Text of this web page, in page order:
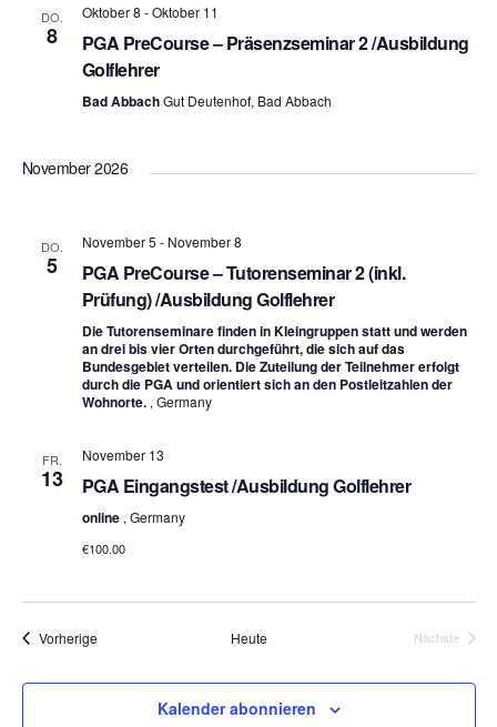
DO.
8
Oktober 8 -Oktober 11
PGA PreCourse – Präsenzseminar 2 /Ausbildung
Golflehrer
Bad AbbachGut Deutenhof, Bad Abbach
November 2026
DO.
5
November 5 - November 8
PGA PreCourse – Tutorenseminar 2 (inkl.
Prüfung) /Ausbildung Golflehrer
Die Tutorenseminare finden in Kleingruppen statt und werden
an drei bis vier Orten durchgeführt, die sich auf das
Bundesgebiet verteilen. Die Zuteilung der Teilnehmer erfolgt
durch die PGA und orientiert sich an den Postleitzahlen der
Wohnorte. , Germany
FR.
13
November 13
PGA Eingangstest /Ausbildung Golflehrer
online , Germany
€100.00
VorherigeVeranstaltungen Heute
Nächste
Kalender abonnieren